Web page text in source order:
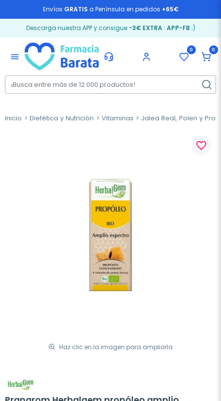
Envíos GRATIS a Península en pedidos +65€
Descarga nuestra APP y consigue -3€ EXTRA: APP-FB ;)
menu
0 0
Inicio Dietética y Nutrición Vitaminas Jalea Real, Polen y
Haz clic en la imagen para ampliarla
favorite_border